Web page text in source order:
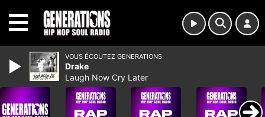
VOUS ÉCOUTEZ GENERATIONS
Drake
Laugh Now Cry Later